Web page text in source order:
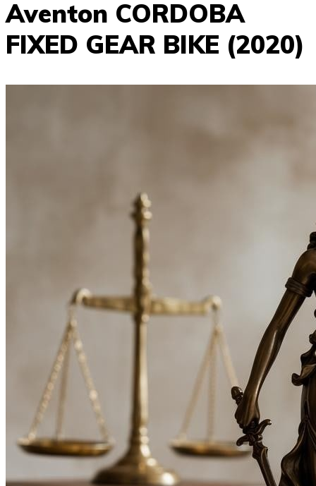
Aventon CORDOBA
FIXED GEAR BIKE (2020)